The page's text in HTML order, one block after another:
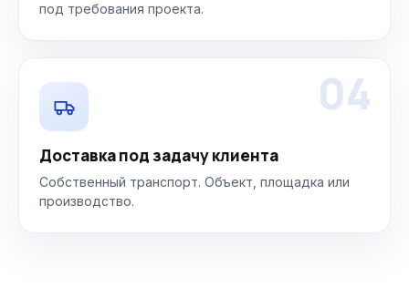
под требования проекта.
04
Доставка под задачу клиента
Собственный транспорт. Объект, площадка или
производство.